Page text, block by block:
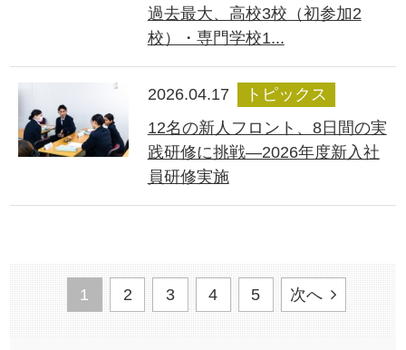
過去最大、高校3校（初参加2
校）・専門学校1...
2026.04.17
トピックス
12名の新人フロント、8日間の実
践研修に挑戦―2026年度新入社
員研修実施
1 2 3 4 5 次へ